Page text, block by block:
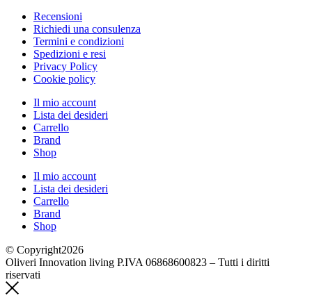
Recensioni
Richiedi una consulenza
Termini e condizioni
Spedizioni e resi
Privacy Policy
Cookie policy
Il mio account
Lista dei desideri
Carrello
Brand
Shop
Il mio account
Lista dei desideri
Carrello
Brand
Shop
© Copyright2026
Oliveri Innovation living P.IVA 06868600823 – Tutti i diritti
riservati